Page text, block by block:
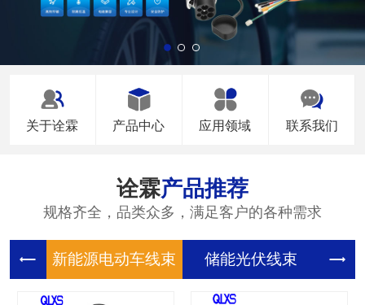
关于诠霖 产品中心 应用领域 联系我们
诠霖产品推荐
规格齐全，品类众多，满足客户的各种需求
新能源电 储能光伏